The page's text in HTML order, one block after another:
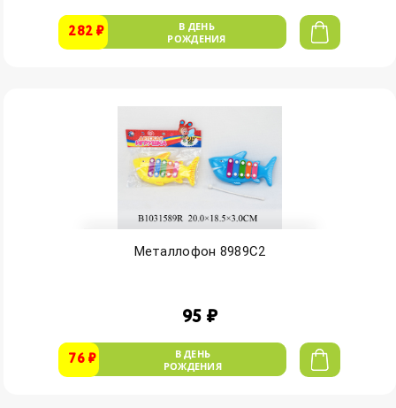
282 ₽
В ДЕНЬ
РОЖДЕНИЯ
Металлофон 8989C2
95 ₽
76 ₽
В ДЕНЬ
РОЖДЕНИЯ